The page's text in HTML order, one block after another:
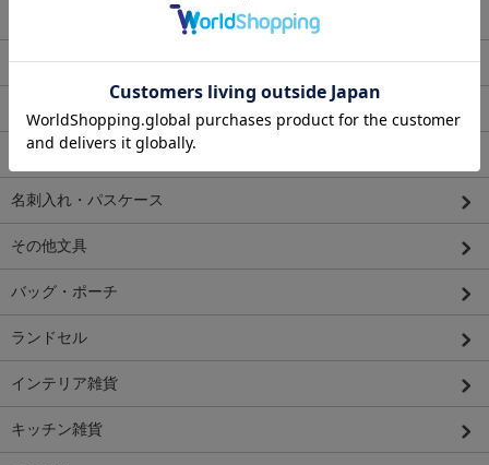
シール
財布
名刺入れ・パスケース
その他文具
バッグ・ポーチ
ランドセル
インテリア雑貨
キッチン雑貨